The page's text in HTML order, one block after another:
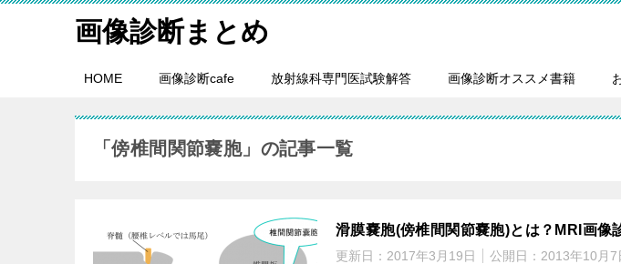
画像診断まとめ
HOME 画像診断cafe 放射線科専門医試験解答 画像診断オススメ書籍
「傍椎間関節嚢胞」の記事一覧
滑膜嚢胞(傍椎間関節嚢胞)とは？MRI画像
更新日： 2017年3月19日 公開日： 2013年10月7